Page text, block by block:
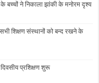
बच्चों ने निकाला झांकी के मनोरम दृश्य
शिक्षण संस्थानों को बन्द रखने के
प्रशिक्षण शुरू